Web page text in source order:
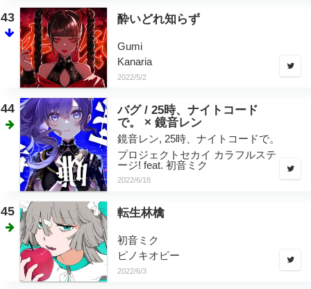
43 酔いどれ知らず
Gumi
Kanaria
2022/5/2
44
バグ / 25時、ナイトコード
で。 × 鏡音レン
鏡音レン, 25時、ナイトコードで。
プロジェクトセカイ カラフルステ
ージ! feat. 初音ミク
2022/6/18
45 転生林檎
初音ミク
ピノキオピー
2022/6/3